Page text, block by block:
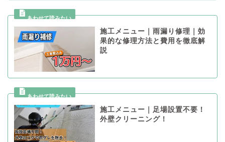
施工メニュー｜雨漏り修理｜効
果的な修理方法と費用を徹底解
説
施工メニュー｜足場設置不要！
外壁クリーニング！